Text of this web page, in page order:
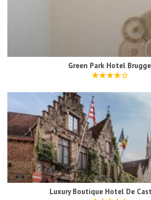
Green Park Hotel Brugge
Luxury Boutique Hotel De